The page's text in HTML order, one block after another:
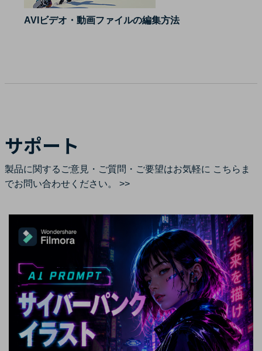
AVIビデオ・動画ファイルの編集方法
サポート
製品に関するご意見・ご質問・ご要望はお気軽に こちらま
でお問い合わせください。 >>